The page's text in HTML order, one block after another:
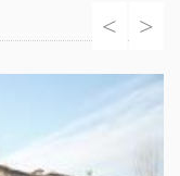
< >